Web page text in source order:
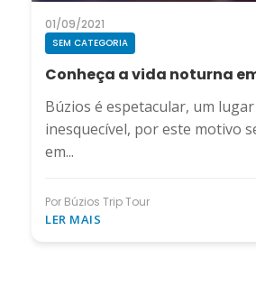
01/09/2021
SEM CATEGORIA
Conheça a vida noturna
Búzios é espetacular, um
inesquecível, por este motivo
em...
Por Búzios Trip Tour
LER MAIS